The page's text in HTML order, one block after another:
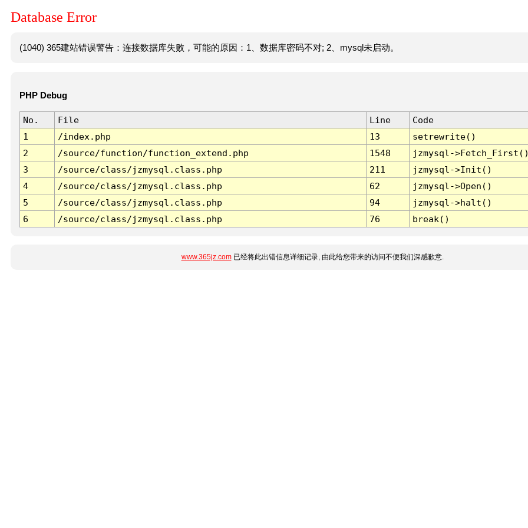
Database Error
(1040) 365建站错误警告：连接数据库失败，可能的原因：1、数据库密码不对; 2、mysql未启动。
PHP Debug
No. File Line
Code
1
/index.php 13
setrewrite()
2
/source/function/function_extend.php 1548
jzmysql-
3
/source/class/jzmysql.class.php 211
jzmysql->Init()
4
/source/class/jzmysql.class.php 62
jzmysql->Open()
5
/source/class/jzmysql.class.php 94
jzmysql->halt()
6
/source/class/jzmysql.class.php 76 break()
www.365jz.com已经将此出错信息详细记录, 由此给您带来的访问不便我们深感歉意.